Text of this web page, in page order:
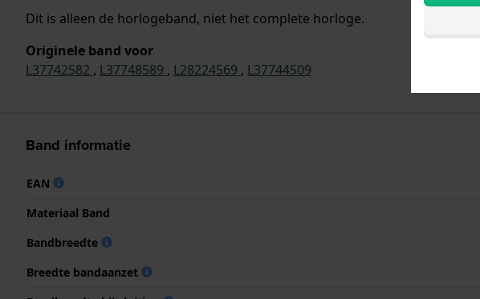
Dit is alleen de horlogeband, niet het complete horloge.
Originele band voor
L37742582 , L37748589 , L28224569 , L37744509
Band informatie
EAN
Materiaal Band
Bandbreedte
Breedte bandaanzet